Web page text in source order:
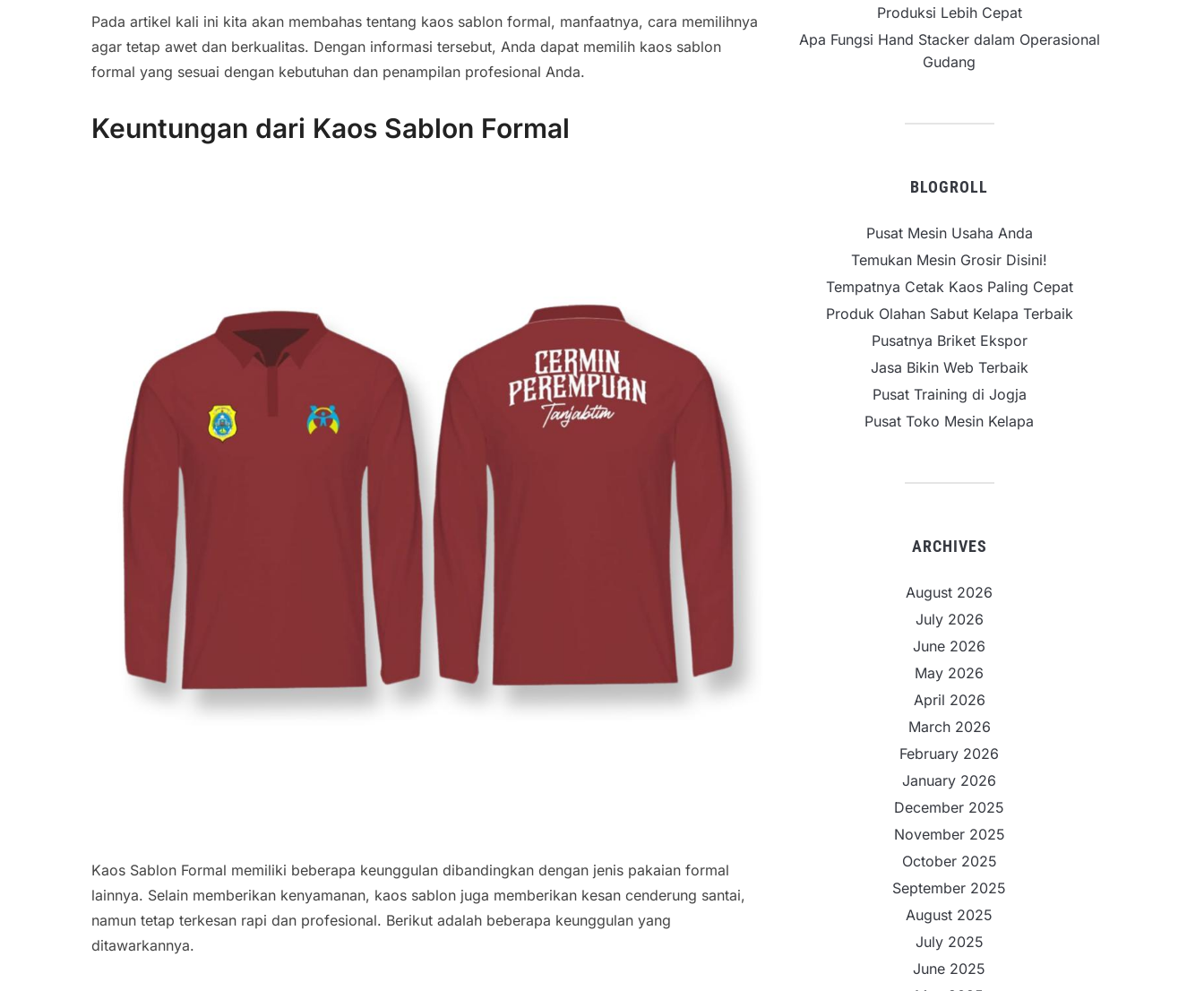
Pada artikel kali ini kita akan membahas tentang kaos sablon formal, manfaatnya, cara memilihnya
agar tetap awet dan berkualitas. Dengan informasi tersebut, Anda dapat memilih kaos sablon
formal yang sesuai dengan kebutuhan dan penampilan profesional Anda.
Keuntungan dari Kaos Sablon Formal
Kaos Sablon Formal memiliki beberapa keunggulan dibandingkan dengan jenis pakaian formal
lainnya. Selain memberikan kenyamanan, kaos sablon juga memberikan kesan cenderung santai,
namun tetap terkesan rapi dan profesional. Berikut adalah beberapa keunggulan yang
ditawarkannya.
Produksi Lebih Cepat
Apa Fungsi Hand Stacker dalam Operasional
Gudang
BLOGROLL
Pusat Mesin Usaha Anda
Temukan Mesin Grosir Disini!
Tempatnya Cetak Kaos Paling Cepat
Produk Olahan Sabut Kelapa Terbaik
Pusatnya Briket Ekspor
Jasa Bikin Web Terbaik
Pusat Training di Jogja
Pusat Toko Mesin Kelapa
ARCHIVES
August 2026
July 2026
June 2026
May 2026
April 2026
March 2026
February 2026
January 2026
December 2025
November 2025
October 2025
September 2025
August 2025
July 2025
June 2025